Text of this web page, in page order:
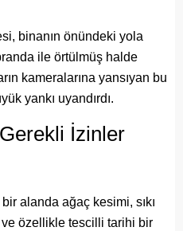
binanın önündeki yola
ile örtülmüş halde
kameralarına yansıyan bu
yankı uyandırdı.
İzinler
alanda ağaç kesimi, sıkı
özellikle tescilli tarihi bir